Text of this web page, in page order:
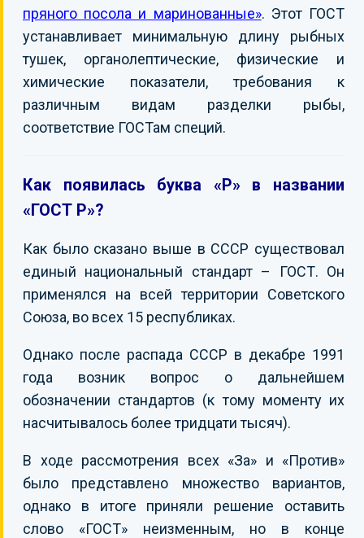
пряного посола и маринованные». Этот ГОСТ
устанавливает минимальную длину рыбных
тушек, органолептические, физические и
химические показатели, требования к
различным видам разделки рыбы,
соответствие ГОСТам специй.
Как появилась буква «Р» в названии
«ГОСТ Р»?
Как было сказано выше в СССР существовал
единый национальный стандарт – ГОСТ. Он
применялся на всей территории Советского
Союза, во всех 15 республиках.
Однако после распада СССР в декабре 1991
года возник вопрос о дальнейшем
обозначении стандартов (к тому моменту их
насчитывалось более тридцати тысяч).
В ходе рассмотрения всех «За» и «Против»
было представлено множество вариантов,
однако в итоге приняли решение оставить
слово «ГОСТ» неизменным, но в конце